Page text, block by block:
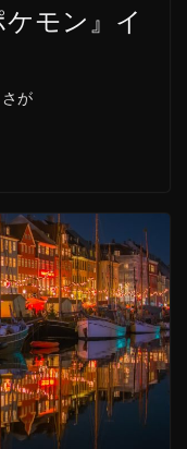
モン』イ
が